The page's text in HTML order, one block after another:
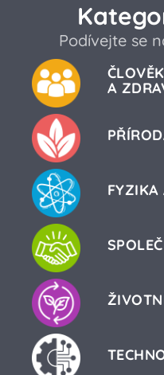
Podívejte se
ČLOVĚK
A
FYZIKA